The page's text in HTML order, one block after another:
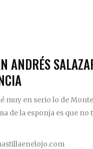
ANDRÉS
muy en serio lo de
de la esponja es que no